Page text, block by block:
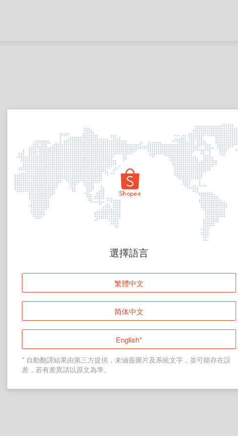
頁面無法顯示
登入
返回首頁
選擇語言
繁體中文
简体中文
English*
* 自動翻譯結果由第三方提供，未涵蓋圖片及系統文字，並可能存在誤
差，若有差異請以原文為準。